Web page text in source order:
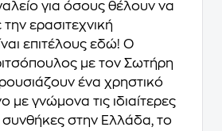
για όσους θέλουν να
ερασιτεχνική
επιτέλους εδώ! Ο
με τον Σωτήρη
ένα χρηστικό
με γνώμονα τις ιδιαίτερες
συνθήκες στην Ελλάδα, το